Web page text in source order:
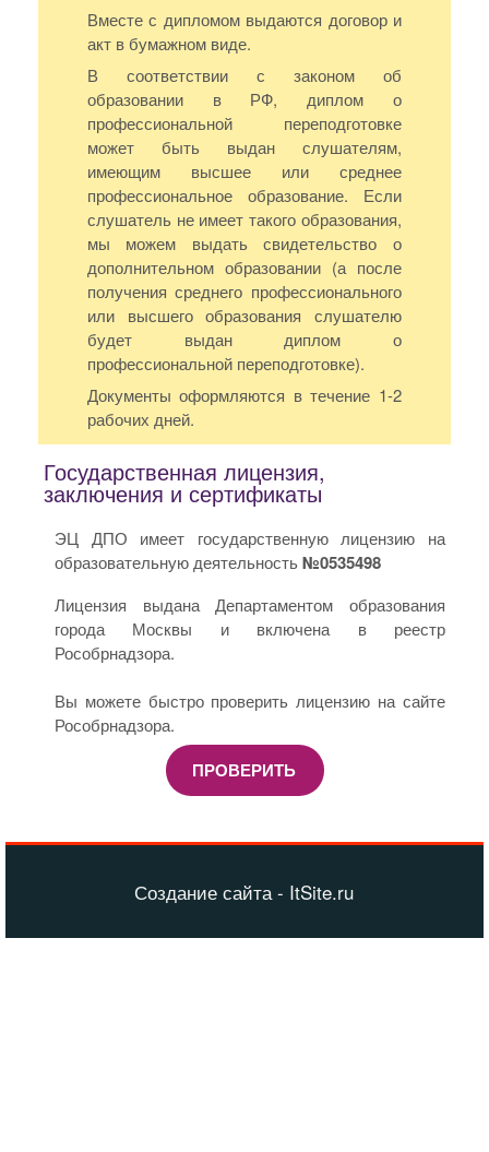
Вместе с дипломом выдаются договор и
акт в бумажном виде.
В соответствии с законом об
образовании в РФ, диплом о
профессиональной переподготовке
может быть выдан слушателям,
имеющим высшее или среднее
профессиональное образование. Если
слушатель не имеет такого образования,
мы можем выдать свидетельство о
дополнительном образовании (а после
получения среднего профессионального
или высшего образования слушателю
будет выдан диплом о
профессиональной переподготовке).
Документы оформляются в течение 1-2
рабочих дней.
Государственная лицензия,
заключения и сертификаты
ЭЦ ДПО имеет государственную лицензию на
образовательную деятельность№0535498
Лицензия выдана Департаментом образования
города Москвы и включена в реестр
Рособрнадзора.
Вы можете быстро проверить лицензию на сайте
Рособрнадзора.
ПРОВЕРИТЬ
Создание сайта - ItSite.ru